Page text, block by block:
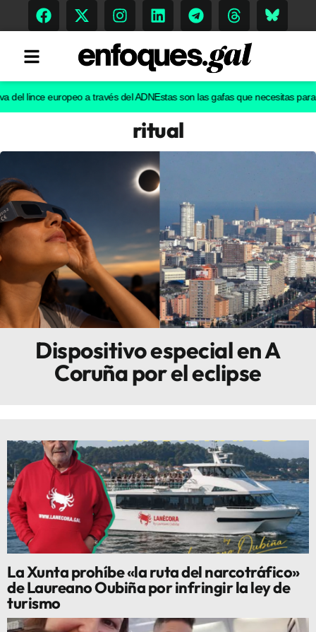
Gastronomía
Escenarios
Sostenibilidad
Innova
europeo a través del ADNEstas son las gafas que necesitas para ver
ritual
Dispositivo especial en A
Coruña por el eclipse
La Xunta prohíbe «la ruta del narcotráfico»
de Laureano Oubiña por infringir la ley de
turismo